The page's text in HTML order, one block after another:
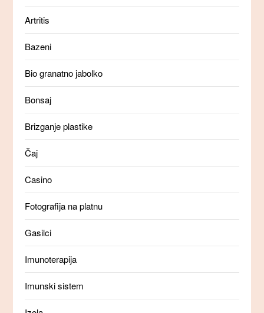
Artritis
Bazeni
Bio granatno jabolko
Bonsaj
Brizganje plastike
Čaj
Casino
Fotografija na platnu
Gasilci
Imunoterapija
Imunski sistem